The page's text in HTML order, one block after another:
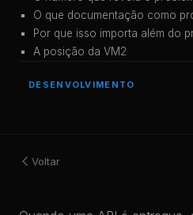
O que documentação como
Por que isso importa além do
A posição da VM2
DESENVOLVIMENTO
Voltar